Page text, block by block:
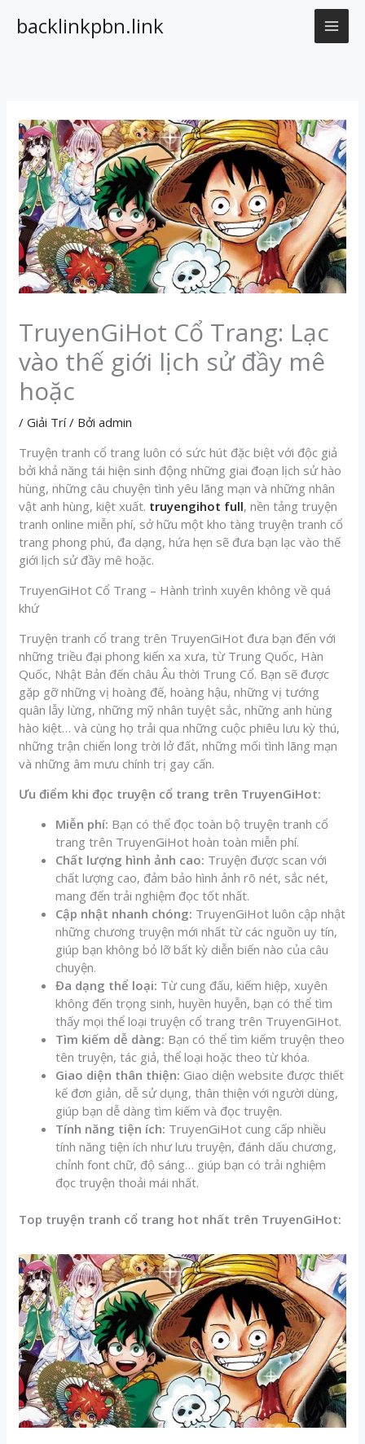
backlinkpbn.link
TruyenGiHot Cổ Trang: Lạc
vào thế giới lịch sử đầy mê
hoặc
/Giải Trí/ Bởiadmin
Truyện tranh cổ trang luôn có sức hút đặc biệt với độc giả
bởi khả năng tái hiện sinh động những giai đoạn lịch sử hào
hùng, những câu chuyện tình yêu lãng mạn và những nhân
vật anh hùng, kiệt xuất. truyengihot full, nền tảng truyện
tranh online miễn phí, sở hữu một kho tàng truyện tranh cổ
trang phong phú, đa dạng, hứa hẹn sẽ đưa bạn lạc vào thế
giới lịch sử đầy mê hoặc.
TruyenGiHot Cổ Trang – Hành trình xuyên không về quá
khứ
Truyện tranh cổ trang trên TruyenGiHot đưa bạn đến với
những triều đại phong kiến xa xưa, từ Trung Quốc, Hàn
Quốc, Nhật Bản đến châu Âu thời Trung Cổ. Bạn sẽ được
gặp gỡ những vị hoàng đế, hoàng hậu, những vị tướng
quân lẫy lừng, những mỹ nhân tuyệt sắc, những anh hùng
hào kiệt… và cùng họ trải qua những cuộc phiêu lưu kỳ thú,
những trận chiến long trời lở đất, những mối tình lãng mạn
và những âm mưu chính trị gay cấn.
Ưu điểm khi đọc truyện cổ trang trên TruyenGiHot:
Miễn phí: Bạn có thể đọc toàn bộ truyện tranh cổ
trang trên TruyenGiHot hoàn toàn miễn phí.
Chất lượng hình ảnh cao: Truyện được scan với
chất lượng cao, đảm bảo hình ảnh rõ nét, sắc nét,
mang đến trải nghiệm đọc tốt nhất.
Cập nhật nhanh chóng: TruyenGiHot luôn cập nhật
những chương truyện mới nhất từ các nguồn uy tín,
giúp bạn không bỏ lỡ bất kỳ diễn biến nào của câu
chuyện.
Đa dạng thể loại: Từ cung đấu, kiếm hiệp, xuyên
không đến trọng sinh, huyền huyễn, bạn có thể tìm
thấy mọi thể loại truyện cổ trang trên TruyenGiHot.
Tìm kiếm dễ dàng: Bạn có thể tìm kiếm truyện theo
tên truyện, tác giả, thể loại hoặc theo từ khóa.
Giao diện thân thiện: Giao diện website được thiết
kế đơn giản, dễ sử dụng, thân thiện với người dùng,
giúp bạn dễ dàng tìm kiếm và đọc truyện.
Tính năng tiện ích: TruyenGiHot cung cấp nhiều
tính năng tiện ích như lưu truyện, đánh dấu chương,
chỉnh font chữ, độ sáng… giúp bạn có trải nghiệm
đọc truyện thoải mái nhất.
Top truyện tranh cổ trang hot nhất trên TruyenGiHot: